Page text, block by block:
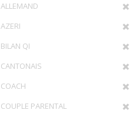
ALLEMAND
AZERI
BILAN QI
CANTONAIS
COACH
COUPLE PARENTAL